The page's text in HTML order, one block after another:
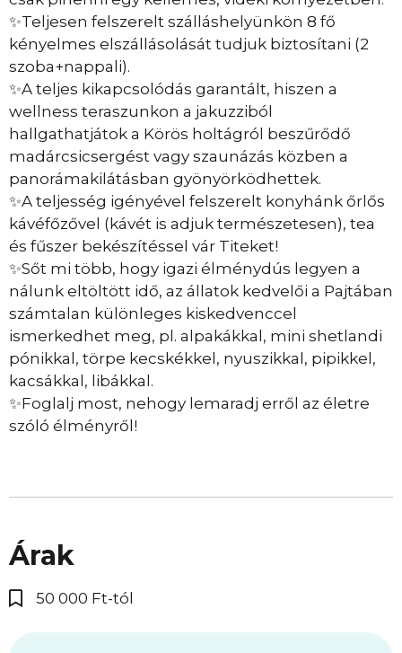
✨Teljesen felszerelt szálláshelyünkön 8 fő
kényelmes elszállásolását tudjuk biztosítani (2
szoba+nappali).
✨A teljes kikapcsolódás garantált, hiszen a
wellness teraszunkon a jakuzziból
hallgathatjátok a Körös holtágról beszűrődő
madárcsicsergést vagy szaunázás közben a
panorámakilátásban gyönyörködhettek.
✨A teljesség igényével felszerelt konyhánk őrlős
kávéfőzővel (kávét is adjuk természetesen), tea
és fűszer bekészítéssel vár Titeket!
✨Sőt mi több, hogy igazi élménydús legyen a
nálunk eltöltött idő, az állatok kedvelői a Pajtában
számtalan különleges kiskedvenccel
ismerkedhet meg, pl. alpakákkal, mini shetlandi
pónikkal, törpe kecskékkel, nyuszikkal, pipikkel,
kacsákkal, libákkal.
✨Foglalj most, nehogy lemaradj erről az életre
szóló élményről!
Árak
50 000 Ft-tól